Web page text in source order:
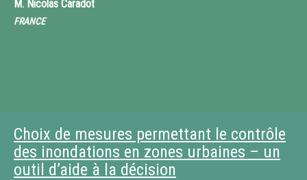
M. Nicolas Caradot
FRANCE
Choix de mesures permettant le contrôle
des inondations en zones urbaines – un
outil d’aide à la décision